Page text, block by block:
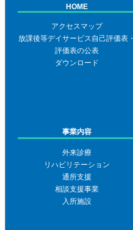
HOME
アクセスマップ
放課後等デイサービス自己評価表・
評価表の公表
ダウンロード
事業内容
外来診療
リハビリテーション
通所支援
相談支援事業
入所施設